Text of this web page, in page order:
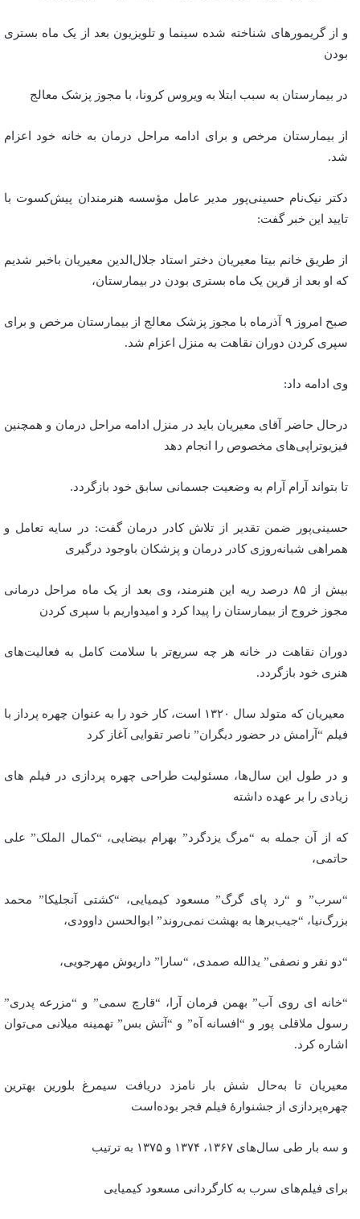
و از گریمورهای شناخته شده سینما و تلویزیون بعد از یک ماه بستری
بودن
در بیمارستان به سبب ابتلا به ویروس کرونا، با مجوز پزشک معالج
از بیمارستان مرخص و برای ادامه مراحل درمان به خانه خود اعزام
شد.
دکتر نیک‌نام حسینی‌پور مدیر عامل مؤسسه هنرمندان پیش‌کسوت با
تایید این خبر گفت:
از طریق خانم بیتا معیریان دختر استاد جلال‌الدین معیریان باخبر شدیم
که او بعد از قرین یک ماه بستری بودن در بیمارستان،
صبح امروز ۹ آذرماه با مجوز پزشک معالج از بیمارستان مرخص و برای
سپری کردن دوران نقاهت به منزل اعزام شد.
وی ادامه داد:
درحال حاضر آقای معیریان باید در منزل ادامه مراحل درمان و همچنین
فیزیوتراپی‌های مخصوص را انجام دهد
تا بتواند آرام آرام به وضعیت جسمانی سابق خود بازگردد.
حسینی‌پور ضمن تقدیر از تلاش کادر درمان گفت: در سایه تعامل و
همراهی شبانه‌روزی کادر درمان و پزشکان باوجود درگیری
بیش از ۸۵ درصد ریه این هنرمند، وی بعد از یک ماه مراحل درمانی
مجوز خروج از بیمارستان را پیدا کرد و امیدواریم با سپری کردن
دوران نقاهت در خانه هر چه سریع‌تر با سلامت کامل به فعالیت‌های
هنری خود بازگردد.
معیریان که متولد سال ۱۳۲۰ است، کار خود را به عنوان چهره پرداز با
فیلم “آرامش در حضور دیگران” ناصر تقوایی آغاز کرد
و در طول این سال‌ها، مسئولیت طراحی چهره پردازی در فیلم های
زیادی را بر عهده داشته
که از آن جمله به “مرگ یزدگرد” بهرام بیضایی، “کمال الملک” علی
حاتمی،
“سرب” و “رد پای گرگ” مسعود کیمیایی، “کشتی آنجلیکا” محمد
بزرگ‌نیا، “جیب‌برها به بهشت نمی‌روند” ابوالحسن داوودی،
“دو نفر و نصفی” یدالله صمدی، “سارا” داریوش مهرجویی،
“خانه ای روی آب” بهمن فرمان آرا، “قارچ سمی” و “مزرعه پدری”
رسول ملاقلی پور و “افسانه آه” و “آتش بس” تهمینه میلانی می‌توان
اشاره کرد.
معیریان تا به‌حال شش بار نامزد دریافت سیمرغ بلورین بهترین
چهره‌پردازی از جشنوارهٔ فیلم فجر بوده‌است
و سه بار طی سال‌های ۱۳۶۷، ۱۳۷۴ و ۱۳۷۵ به ترتیب
برای فیلم‌های سرب به کارگردانی مسعود کیمیایی